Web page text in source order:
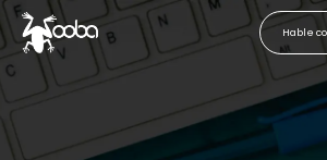
Hable